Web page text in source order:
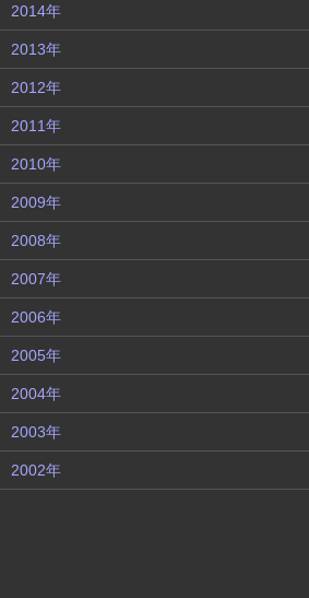
2014年
2013年
2012年
2011年
2010年
2009年
2008年
2007年
2006年
2005年
2004年
2003年
2002年